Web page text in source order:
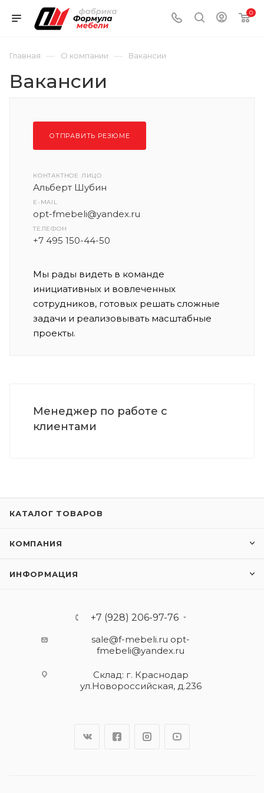
0
Главная — О компании — Вакансии
Вакансии
ОТПРАВИТЬ РЕЗЮМЕ
КОНТАКТНОЕ ЛИЦО
Альберт Шубин
E-MAIL
opt-fmebeli@yandex.ru
ТЕЛЕФОН
+7 495 150-44-50
Мы рады видеть в команде
инициативных и вовлеченных
сотрудников, готовых решать сложные
задачи и реализовывать масштабные
проекты.
Менеджер по работе с
клиентами
КАТАЛОГ ТОВАРОВ
КОМПАНИЯ
ИНФОРМАЦИЯ
+7 (928) 206-97-76
sale@f-mebeli.ru opt-
fmebeli@yandex.ru
Склад: г. Краснодар
ул.Новороссийская, д.236